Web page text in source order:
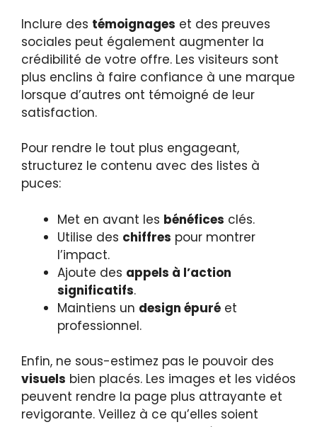
Inclure des témoignages et des preuves
sociales peut également augmenter la
crédibilité de votre offre. Les visiteurs sont
plus enclins à faire confiance à une marque
lorsque d’autres ont témoigné de leur
satisfaction.
Pour rendre le tout plus engageant,
structurez le contenu avec des listes à
puces:
Met en avant les bénéfices clés.
Utilise des chiffres pour montrer
l’impact.
Ajoute des appels à l’action
significatifs.
Maintiens un design épuré et
professionnel.
Enfin, ne sous-estimez pas le pouvoir des
visuels bien placés. Les images et les vidéos
peuvent rendre la page plus attrayante et
revigorante. Veillez à ce qu’elles soient